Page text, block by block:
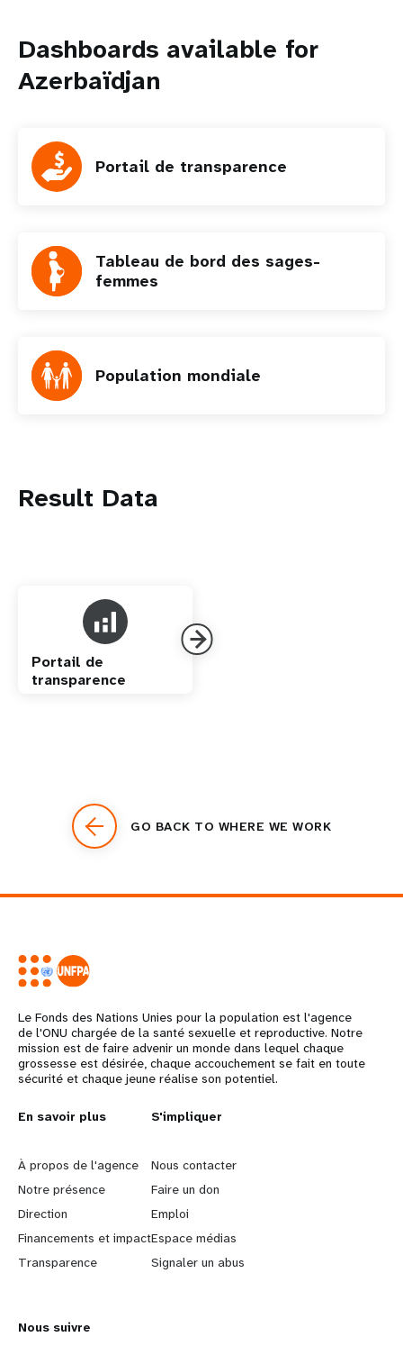
Dashboards available for
Azerbaïdjan
Portail de transparence
Tableau de bord des sages-
femmes
Population mondiale
Result Data
Portail de
transparence
GO BACK TO WHERE WE WORK
Le Fonds des Nations Unies pour la population est l'agence
de l'ONU chargée de la santé sexuelle et reproductive. Notre
mission est de faire advenir un monde dans lequel chaque
grossesse est désirée, chaque accouchement se fait en toute
sécurité et chaque jeune réalise son potentiel.
L
e
a
r
n
En savoir plus
À propos de l'agence
Notre présence
Direction
Financements et impact
Transparence
G
o
b
e
y
S'impliquer
Nous contacter
Faire un don
Emploi
Espace médias
Signaler un abus
Nous suivre